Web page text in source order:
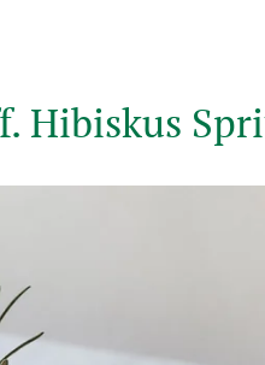
Hibiskus